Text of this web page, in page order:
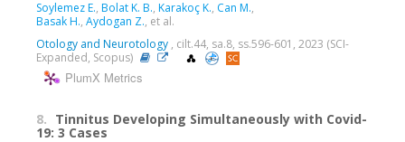
Soylemez E., Bolat K. B., Karakoç K., Can M.,
Basak H., Aydogan Z., et al.
Otology and Neurotology , cilt.44, sa.8, ss.596-601, 2023 (SCI-
Expanded, Scopus)
PlumX Metrics
8. Tinnitus Developing Simultaneously with Covid-
19: 3 Cases